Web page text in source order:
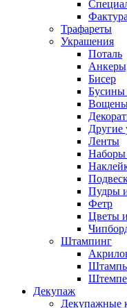
Трафареты
Украшения
Поталь
Бисер
Бусины
Другие
Ленты
Наборы
Пудры
Фетр
Цветы
Штампинг
Декупаж
Декупажные